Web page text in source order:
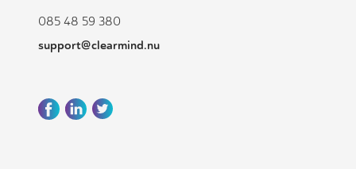
085 48 59 380
support@clearmind.nu